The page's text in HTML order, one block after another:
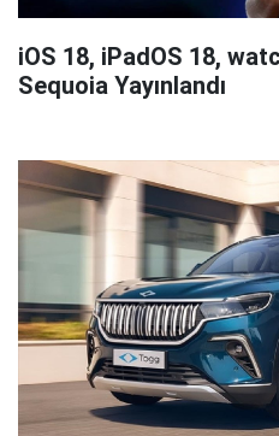
iOS 18, iPadOS 18,
Sequoia Yayınlandı